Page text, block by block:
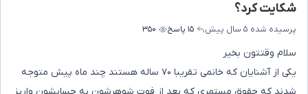
شکایت کرد؟
پرسیده شده ۵ سال پیش ۱۵ پاسخ ۳۵۰
سلام وقتتون بخیر
یکی از آشنایان که خانمی تقریبا ۷۰ ساله هستند چند ماه پیش متوجه